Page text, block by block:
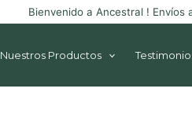
Bienvenido a Ancestral ! Envíos
Nuestros Productos